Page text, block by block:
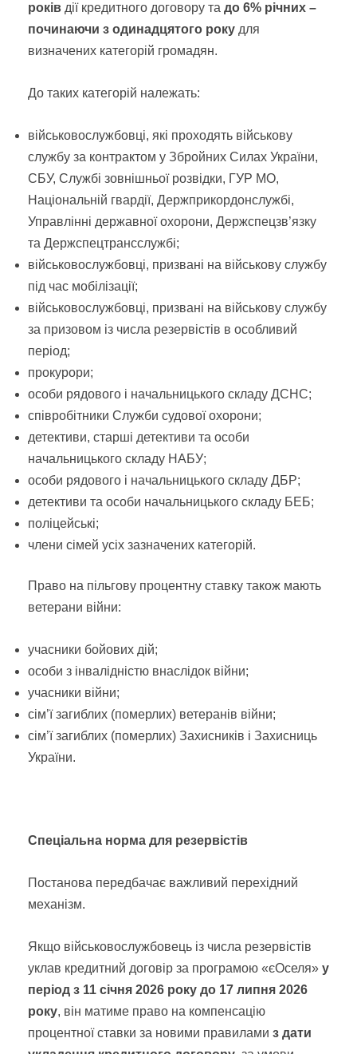
років дії кредитного договору та до 6% річних –
починаючи з одинадцятого року для
визначених категорій громадян.
До таких категорій належать:
військовослужбовці, які проходять військову
службу за контрактом у Збройних Силах України,
СБУ, Службі зовнішньої розвідки, ГУР МО,
Національній гвардії, Держприкордонслужбі,
Управлінні державної охорони, Держспецзв’язку
та Держспецтрансслужбі;
військовослужбовці, призвані на військову службу
під час мобілізації;
військовослужбовці, призвані на військову службу
за призовом із числа резервістів в особливий
період;
прокурори;
особи рядового і начальницького складу ДСНС;
співробітники Служби судової охорони;
детективи, старші детективи та особи
начальницького складу НАБУ;
особи рядового і начальницького складу ДБР;
детективи та особи начальницького складу БЕБ;
поліцейські;
члени сімей усіх зазначених категорій.
Право на пільгову процентну ставку також мають
ветерани війни:
учасники бойових дій;
особи з інвалідністю внаслідок війни;
учасники війни;
сім’ї загиблих (померлих) ветеранів війни;
сім’ї загиблих (померлих) Захисників і Захисниць
України.
Спеціальна норма для резервістів
Постанова передбачає важливий перехідний
механізм.
Якщо військовослужбовець із числа резервістів
уклав кредитний договір за програмою «єОселя» у
період з 11 січня 2026 року до 17 липня 2026
року, він матиме право на компенсацію
процентної ставки за новими правилами з дати